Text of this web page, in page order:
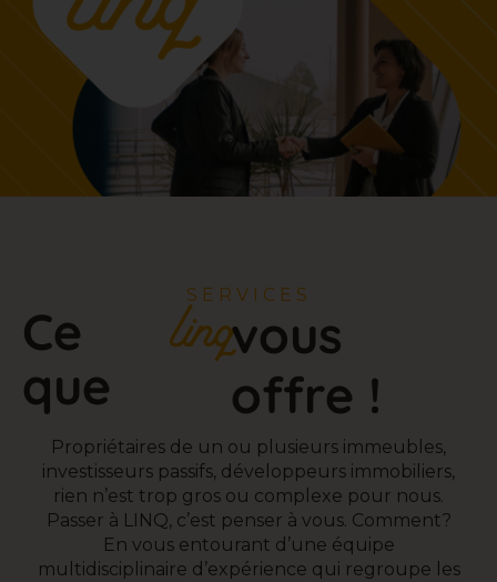
SERVICES
Ce
que
vous
offre !
Propriétaires de un ou plusieurs immeubles,
investisseurs passifs, développeurs immobiliers,
rien n’est trop gros ou complexe pour nous.
Passer à LINQ, c’est penser à vous. Comment?
En vous entourant d’une équipe
multidisciplinaire d’expérience qui regroupe les